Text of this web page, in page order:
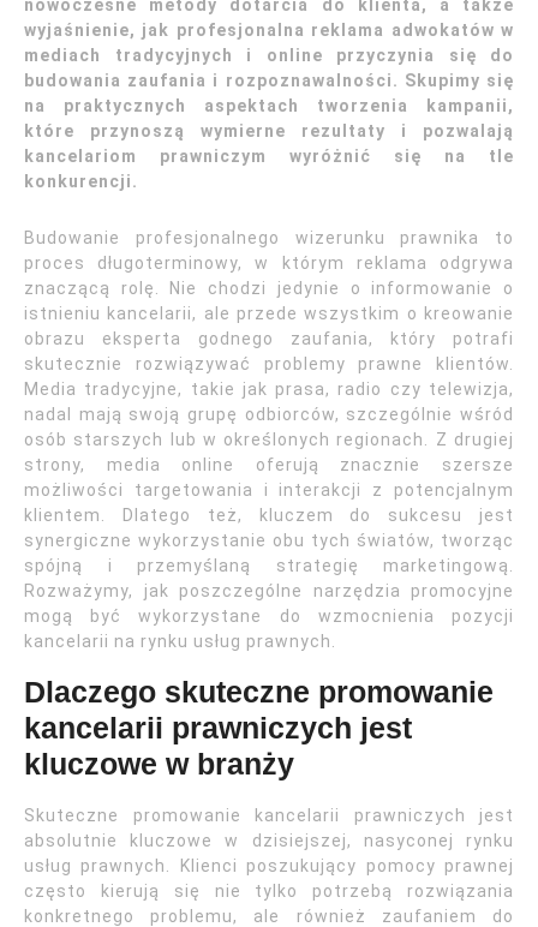
nowoczesne metody dotarcia do klienta, a także
wyjaśnienie, jak profesjonalna reklama adwokatów w
mediach tradycyjnych i online przyczynia się do
budowania zaufania i rozpoznawalności. Skupimy się
na praktycznych aspektach tworzenia kampanii,
które przynoszą wymierne rezultaty i pozwalają
kancelariom prawniczym wyróżnić się na tle
konkurencji.
Budowanie profesjonalnego wizerunku prawnika to
proces długoterminowy, w którym reklama odgrywa
znaczącą rolę. Nie chodzi jedynie o informowanie o
istnieniu kancelarii, ale przede wszystkim o kreowanie
obrazu eksperta godnego zaufania, który potrafi
skutecznie rozwiązywać problemy prawne klientów.
Media tradycyjne, takie jak prasa, radio czy telewizja,
nadal mają swoją grupę odbiorców, szczególnie wśród
osób starszych lub w określonych regionach. Z drugiej
strony, media online oferują znacznie szersze
możliwości targetowania i interakcji z potencjalnym
klientem. Dlatego też, kluczem do sukcesu jest
synergiczne wykorzystanie obu tych światów, tworząc
spójną i przemyślaną strategię marketingową.
Rozważymy, jak poszczególne narzędzia promocyjne
mogą być wykorzystane do wzmocnienia pozycji
kancelarii na rynku usług prawnych.
Dlaczego skuteczne promowanie
kancelarii prawniczych jest
kluczowe w branży
Skuteczne promowanie kancelarii prawniczych jest
absolutnie kluczowe w dzisiejszej, nasyconej rynku
usług prawnych. Klienci poszukujący pomocy prawnej
często kierują się nie tylko potrzebą rozwiązania
konkretnego problemu, ale również zaufaniem do